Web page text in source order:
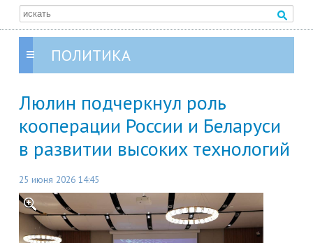
ПОЛИТИКА
Люлин подчеркнул роль
кооперации России и Беларуси
в развитии высоких технологий
25 июня 2026 14:45